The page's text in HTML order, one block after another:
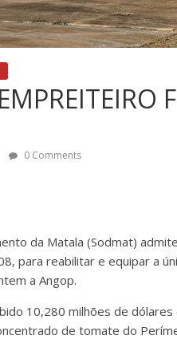
0 Comments
da Matala (Sodmat)
para reabilitar e equipar a
a Angop.
10,280 milhões de
de tomate do